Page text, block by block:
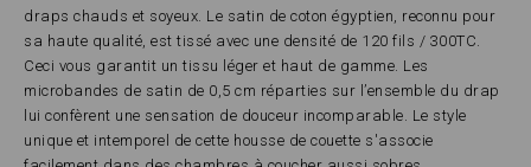
draps chauds et soyeux. Le satin de coton égyptien, reconnu pour
sa haute qualité, est tissé avec une densité de 120 fils / 300TC.
Ceci vous garantit un tissu léger et haut de gamme. Les
microbandes de satin de 0,5 cm réparties sur l’ensemble du drap
lui confèrent une sensation de douceur incomparable. Le style
unique et intemporel de cette housse de couette s'associe